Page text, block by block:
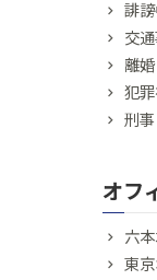
誹
交
離
犯
刑
オフ
六
東